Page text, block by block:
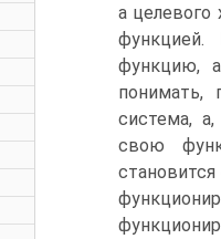
а целевого
функцией.
функцию,
понимать,
система,
свою